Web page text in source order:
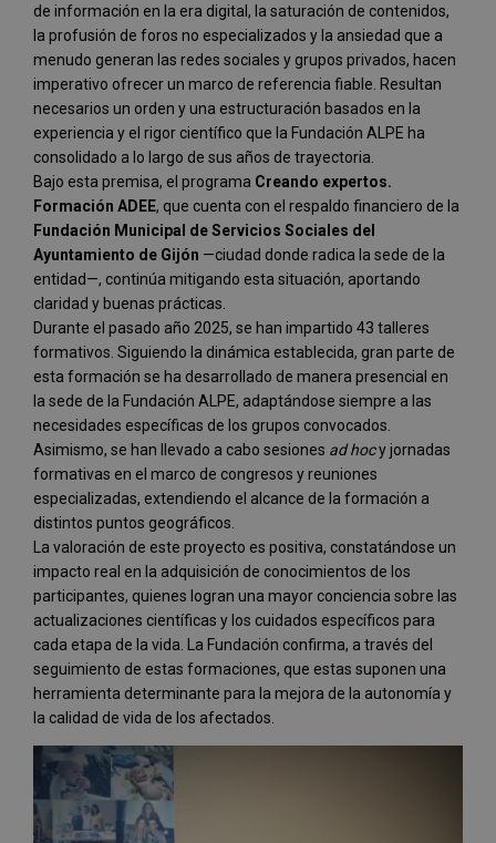
de información en la era digital, la saturación de contenidos,
la profusión de foros no especializados y la ansiedad que a
menudo generan las redes sociales y grupos privados, hacen
imperativo ofrecer un marco de referencia fiable. Resultan
necesarios un orden y una estructuración basados en la
experiencia y el rigor científico que la Fundación ALPE ha
consolidado a lo largo de sus años de trayectoria.
Bajo esta premisa, el programa Creando expertos.
Formación ADEE, que cuenta con el respaldo financiero de la
Fundación Municipal de Servicios Sociales del
Ayuntamiento de Gijón —ciudad donde radica la sede de la
entidad—, continúa mitigando esta situación, aportando
claridad y buenas prácticas.
Durante el pasado año 2025, se han impartido 43 talleres
formativos. Siguiendo la dinámica establecida, gran parte de
esta formación se ha desarrollado de manera presencial en
la sede de la Fundación ALPE, adaptándose siempre a las
necesidades específicas de los grupos convocados.
Asimismo, se han llevado a cabo sesiones ad hocy jornadas
formativas en el marco de congresos y reuniones
especializadas, extendiendo el alcance de la formación a
distintos puntos geográficos.
La valoración de este proyecto es positiva, constatándose un
impacto real en la adquisición de conocimientos de los
participantes, quienes logran una mayor conciencia sobre las
actualizaciones científicas y los cuidados específicos para
cada etapa de la vida. La Fundación confirma, a través del
seguimiento de estas formaciones, que estas suponen una
herramienta determinante para la mejora de la autonomía y
la calidad de vida de los afectados.